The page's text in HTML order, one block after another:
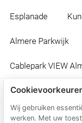
Esplanade
Almere Parkwijk
Cablepark VIEW
Almere City FC
Markt (Almere
Wij gebruiken
werken. Met uw